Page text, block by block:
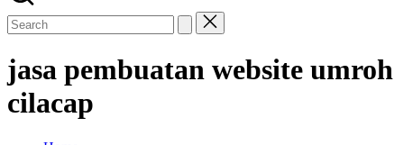
jasa pembuatan website umroh
cilacap